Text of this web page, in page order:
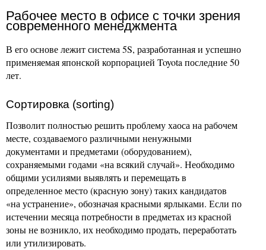
Рабочее место в офисе с точки зрения
современного менеджмента
В его основе лежит система 5S, разработанная и успешно
применяемая японской корпорацией Toyota последние 50
лет.
Сортировка (sorting)
Позволит полностью решить проблему хаоса на рабочем
месте, создаваемого различными ненужными
документами и предметами (оборудованием),
сохраняемыми годами «на всякий случай». Необходимо
общими усилиями выявлять и перемещать в
определенное место (красную зону) таких кандидатов
«на устранение», обозначая красными ярлыками. Если по
истечении месяца потребности в предметах из красной
зоны не возникло, их необходимо продать, переработать
или утилизировать.